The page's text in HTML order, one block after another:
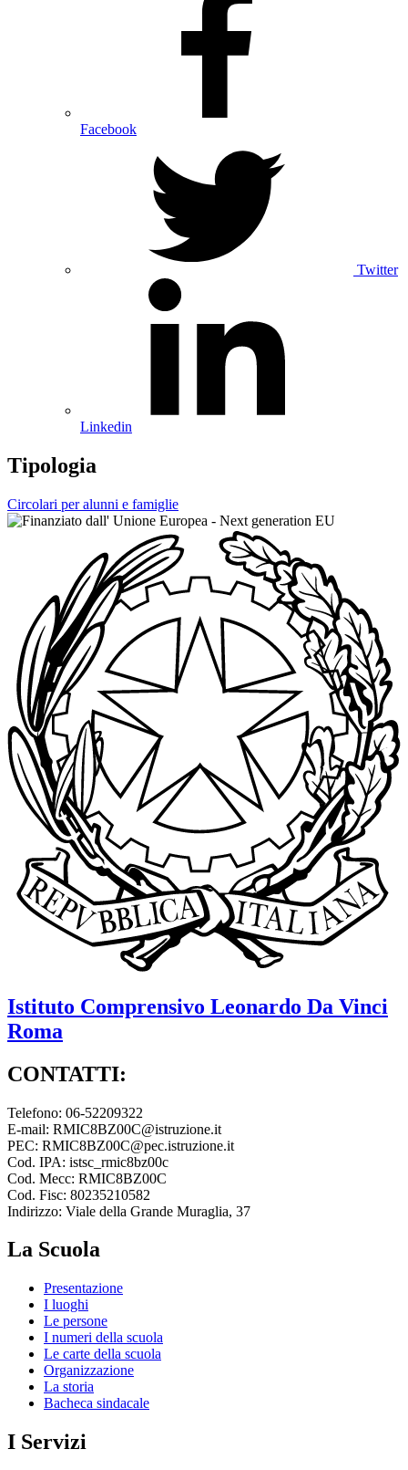
Facebook
Twitter
Linkedin
Tipologia
Circolari per alunni e famiglie
Istituto Comprensivo Leonardo Da Vinci
Roma
CONTATTI:
Telefono: 06-52209322
E-mail: RMIC8BZ00C@istruzione.it
PEC: RMIC8BZ00C@pec.istruzione.it
Cod. IPA: istsc_rmic8bz00c
Cod. Mecc: RMIC8BZ00C
Cod. Fisc: 80235210582
Indirizzo: Viale della Grande Muraglia, 37
La Scuola
Presentazione
I luoghi
Le persone
I numeri della scuola
Le carte della scuola
Organizzazione
La storia
Bacheca sindacale
I Servizi